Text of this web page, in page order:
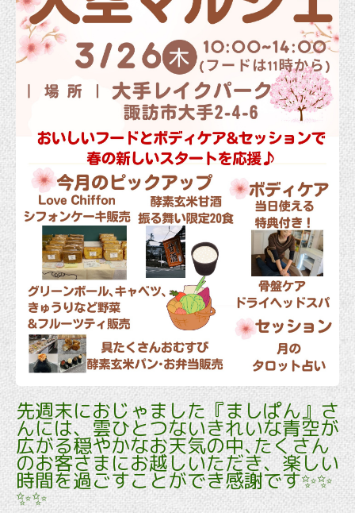
先週末におじゃました『ましぱん』さ
んには、雲ひとつないきれいな青空が
広がる穏やかなお天気の中､たくさん
のお客さまにお越しいただき、楽しい
時間を過ごすことができ感謝です✨✨
✨✨